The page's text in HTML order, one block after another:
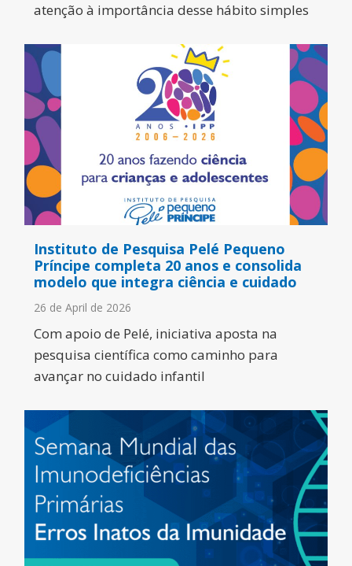
atenção à importância desse hábito simples
Instituto de Pesquisa Pelé Pequeno
Príncipe completa 20 anos e consolida
modelo que integra ciência e cuidado
26 de April de 2026
Com apoio de Pelé, iniciativa aposta na
pesquisa científica como caminho para
avançar no cuidado infantil